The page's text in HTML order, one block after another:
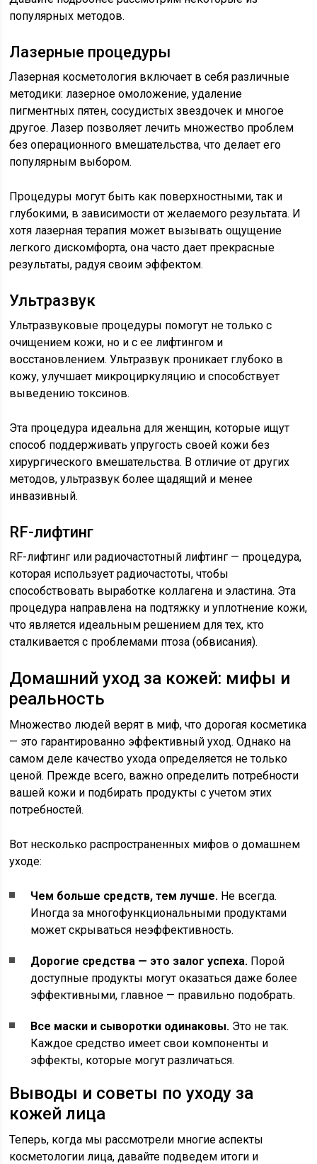
популярных методов.
Лазерные процедуры
Лазерная косметология включает в себя различные
методики: лазерное омоложение, удаление
пигментных пятен, сосудистых звездочек и многое
другое. Лазер позволяет лечить множество проблем
без операционного вмешательства, что делает его
популярным выбором.
Процедуры могут быть как поверхностными, так и
глубокими, в зависимости от желаемого результата. И
хотя лазерная терапия может вызывать ощущение
легкого дискомфорта, она часто дает прекрасные
результаты, радуя своим эффектом.
Ультразвук
Ультразвуковые процедуры помогут не только с
очищением кожи, но и с ее лифтингом и
восстановлением. Ультразвук проникает глубоко в
кожу, улучшает микроциркуляцию и способствует
выведению токсинов.
Эта процедура идеальна для женщин, которые ищут
способ поддерживать упругость своей кожи без
хирургического вмешательства. В отличие от других
методов, ультразвук более щадящий и менее
инвазивный.
RF-лифтинг
RF-лифтинг или радиочастотный лифтинг — процедура,
которая использует радиочастоты, чтобы
способствовать выработке коллагена и эластина. Эта
процедура направлена на подтяжку и уплотнение кожи,
что является идеальным решением для тех, кто
сталкивается с проблемами птоза (обвисания).
Домашний уход за кожей: мифы и
реальность
Множество людей верят в миф, что дорогая косметика
— это гарантированно эффективный уход. Однако на
самом деле качество ухода определяется не только
ценой. Прежде всего, важно определить потребности
вашей кожи и подбирать продукты с учетом этих
потребностей.
Вот несколько распространенных мифов о домашнем
уходе:
Чем больше средств, тем лучше. Не всегда.
Иногда за многофункциональными продуктами
может скрываться неэффективность.
Дорогие средства — это залог успеха. Порой
доступные продукты могут оказаться даже более
эффективными, главное — правильно подобрать.
Все маски и сыворотки одинаковы. Это не так.
Каждое средство имеет свои компоненты и
эффекты, которые могут различаться.
Выводы и советы по уходу за
кожей лица
Теперь, когда мы рассмотрели многие аспекты
косметологии лица, давайте подведем итоги и